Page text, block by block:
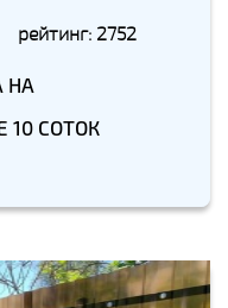
рейтинг: 2752
НА
СОТОК